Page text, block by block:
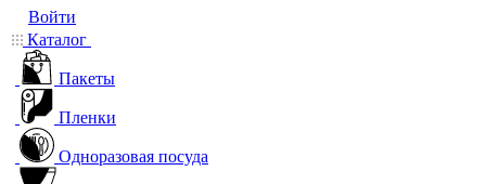
Войти
Каталог
Пакеты
Пленки
Одноразовая посуда